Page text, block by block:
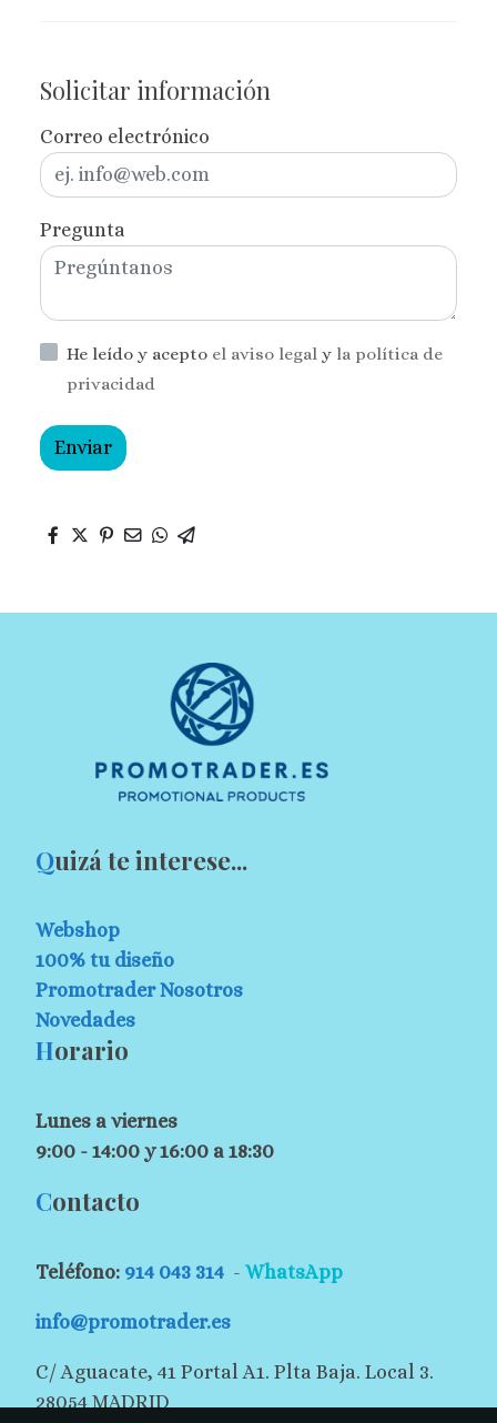
Solicitar información
Correo electrónico
Pregunta
He leído y acepto el aviso legal y la política de
privacidad
Enviar
Quizá te interese...
Webshop
100% tu diseño
Promotrader Nosotros
Novedades
Horario
Lunes a viernes
9:00 - 14:00 y 16:00 a 18:30
Contacto
Teléfono: 914 043 314 - WhatsApp
info@promotrader.es
C/ Aguacate, 41 Portal A1. Plta Baja. Local 3.
28054 MADRID